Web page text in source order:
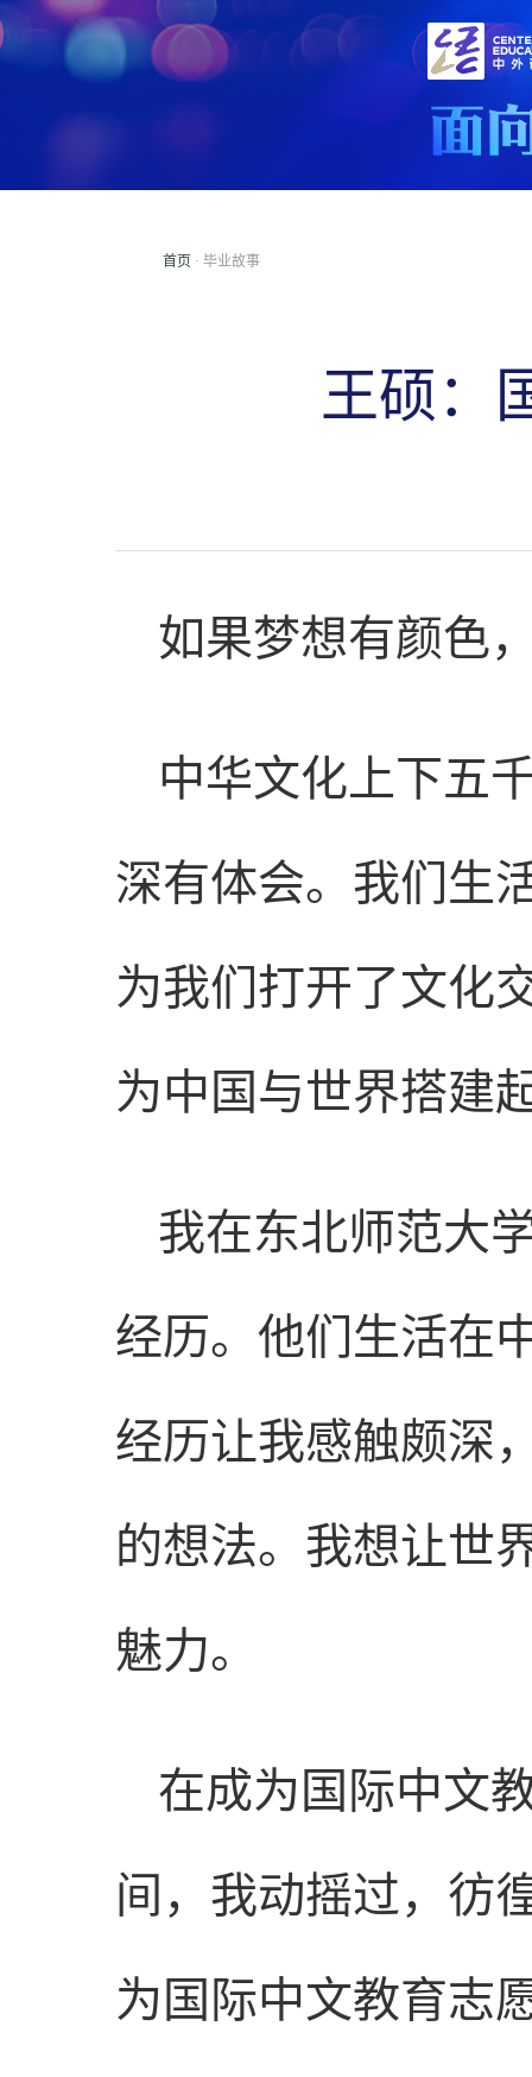
首页 · 毕业故事
王硕：
如果梦想有颜色
中华文化上下五
深有体会。我们生
为我们打开了文化
为中国与世界搭建
我在东北师范大
经历。他们生活在
经历让我感触颇深
的想法。我想让世
魅力。
在成为国际中文
间，我动摇过，彷
为国际中文教育志